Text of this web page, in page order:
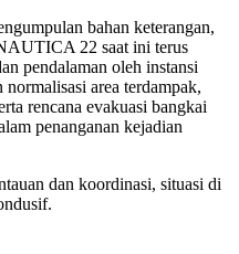
bahan keterangan,
22 saat ini terus
pendalaman oleh instansi
area terdampak,
rencana evakuasi bangkai
penanganan kejadian
dan koordinasi, situasi di